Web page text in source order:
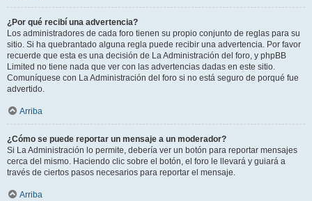
¿Por qué recibí una advertencia?
Los administradores de cada foro tienen su propio conjunto de reglas para su
sitio. Si ha quebrantado alguna regla puede recibir una advertencia. Por favor
recuerde que esta es una decisión de La Administración del foro, y phpBB
Limited no tiene nada que ver con las advertencias dadas en este sitio.
Comuníquese con La Administración del foro si no está seguro de porqué fue
advertido.
Arriba
¿Cómo se puede reportar un mensaje a un moderador?
Si La Administración lo permite, debería ver un botón para reportar mensajes
cerca del mismo. Haciendo clic sobre el botón, el foro le llevará y guiará a
través de ciertos pasos necesarios para reportar el mensaje.
Arriba